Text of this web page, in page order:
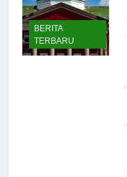
BERITA
TERBARU